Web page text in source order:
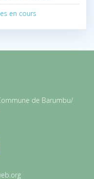
en cours
de Barumbu/